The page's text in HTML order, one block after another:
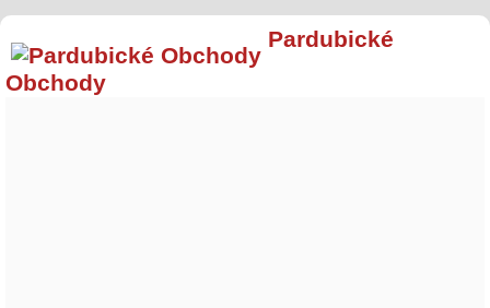
Pardubické
Obchody